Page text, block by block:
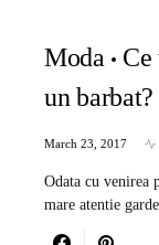
Moda
un barbat?
March 23, 2017
Odata cu venirea
mare atentie